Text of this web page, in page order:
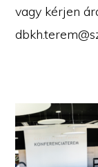
vagy kérjen